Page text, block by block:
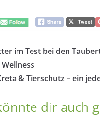
im Test bei den
& Tierschutz – ein
dir auch